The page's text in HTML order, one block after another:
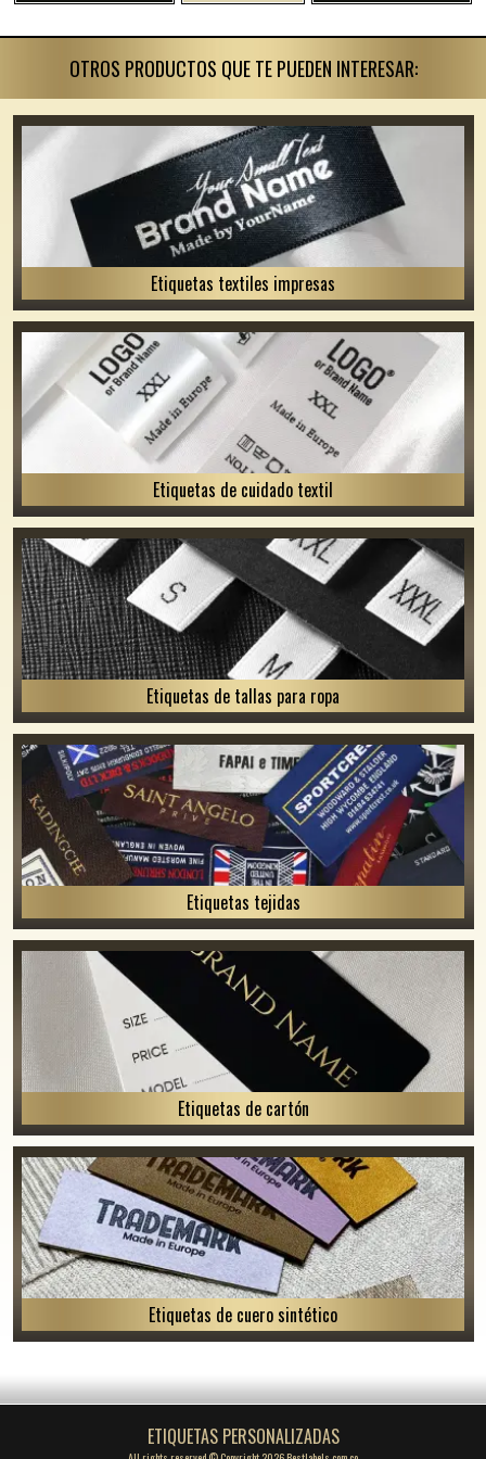
OTROS PRODUCTOS QUE TE PUEDEN INTERESAR:
Etiquetas textiles impresas
Etiquetas de cuidado textil
Etiquetas de tallas para ropa
Etiquetas tejidas
Etiquetas de cartón
Etiquetas de cuero sintético
ETIQUETAS PERSONALIZADAS